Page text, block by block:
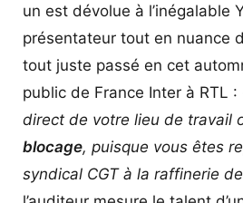
un est dévolue à l’inégalable
présentateur tout en nuance
tout juste passé en cet
public de France Inter à RTL :
direct de votre lieu de travail
blocage, puisque vous êtes
syndical CGT à la raffinerie